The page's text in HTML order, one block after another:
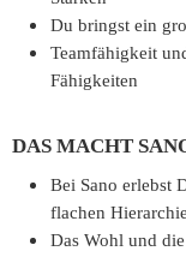
Du bringst ein
Teamfähigkeit
Fähigkeiten
DAS MACHT
Bei Sano erlebst
flachen
Das Wohl und